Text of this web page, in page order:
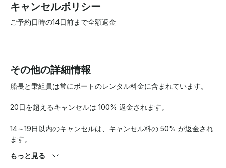
キャンセルポリシー
ご予約日時の14日前まで全額返金
その他の詳細情報
船長と乗組員は常にボートのレンタル料金に含まれています。
20日を超えるキャンセルは 100% 返金されます。
14～19日以内のキャンセルは、キャンセル料の 50% が返金され
ます。
14 日未満のキャンセルは返金されません。
もっと見る